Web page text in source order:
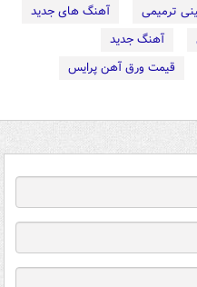
ترمیمی
آهنگ های جدید
آهنگ جدید
قیمت ورق آهن پرایس